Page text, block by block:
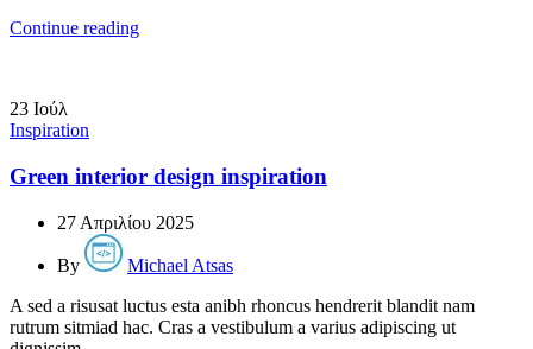
Continue reading
23 Ιούλ
Inspiration
Green interior design inspiration
27 Απριλίου 2025
By
Michael Atsas
A sed a risusat luctus esta anibh rhoncus hendrerit blandit nam
rutrum sitmiad hac. Cras a vestibulum a varius adipiscing ut